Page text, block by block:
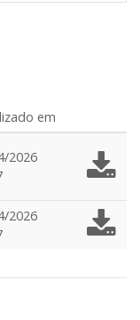
em
2026
2026